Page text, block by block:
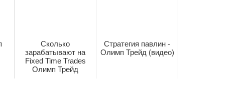
Сколько
зарабатывают на
Fixed Time Trades
Олимп Трейд
Стратегия павлин -
Олимп Трейд (видео)